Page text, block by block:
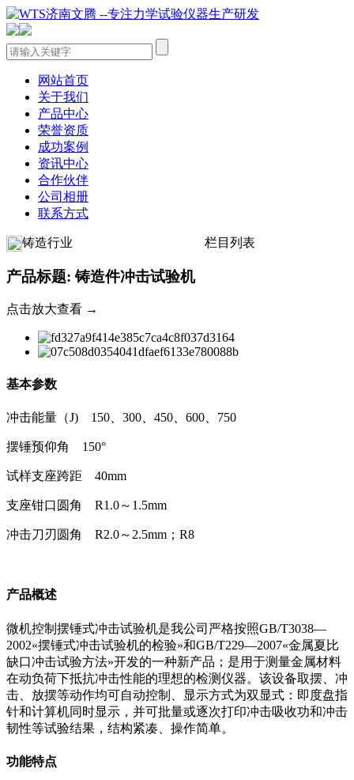
网站首页
关于我们
产品中心
荣誉资质
成功案例
资讯中心
合作伙伴
公司相册
联系方式
铸造行业 栏目列表
产品标题: 铸造件冲击试验机
点击放大查看 →
基本参数
冲击能量（J) 150、300、450、600、750
摆锤预仰角 150°
试样支座跨距 40mm
支座钳口圆角 R1.0～1.5mm
冲击刀刃圆角 R2.0～2.5mm；R8
产品概述
微机控制摆锤式冲击试验机是我公司严格按照GB/T3038—
2002«摆锤式冲击试验机的检验»和GB/T229—2007«金属夏比
缺口冲击试验方法»开发的一种新产品；是用于测量金属材料
在动负荷下抵抗冲击性能的理想的检测仪器。该设备取摆、冲
击、放摆等动作均可自动控制、显示方式为双显式：即度盘指
针和计算机同时显示，并可批量或逐次打印冲击吸收功和冲击
韧性等试验结果，结构紧凑、操作简单。
功能特点